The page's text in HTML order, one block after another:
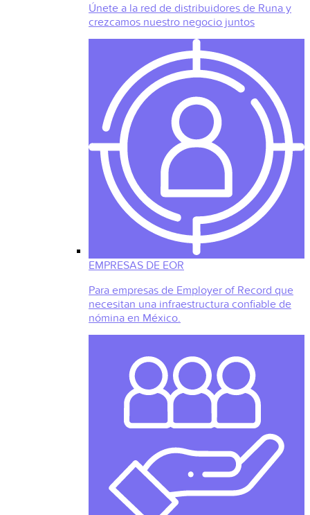
Únete a la red de distribuidores de Runa y
crezcamos nuestro negocio juntos
EMPRESAS DE EOR
Para empresas de Employer of Record que
necesitan una infraestructura confiable de
nómina en México.